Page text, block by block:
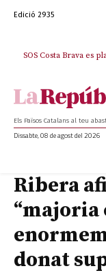
Edició 2935
SOS Costa Brava es
Els Països Catalans al teu
Dissabte, 08 de agost del 2026
Ribera
donat